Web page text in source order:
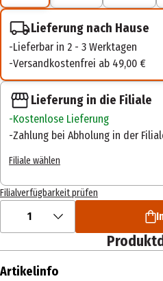
Lieferung nach Hause
Lieferbar in 2 - 3 Werktagen
Versandkostenfrei ab 49,00 €
Lieferung in die Filiale
Kostenlose Lieferung
Zahlung bei Abholung in der
Filiale wählen
Filialverfügbarkeit prüfen
1
Artikelinfo